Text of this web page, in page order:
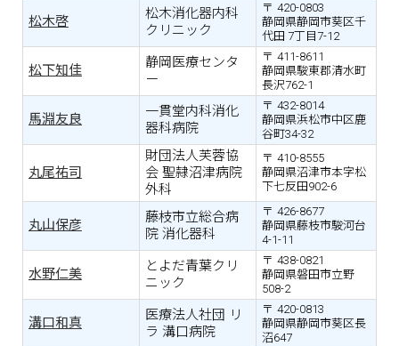
松木啓
松木消化器内科
クリニック
420-0803
静岡県静岡市葵区千
代田 7丁目7-12
松下知佳
静岡医療センタ
ー
411-8611
静岡県駿東郡清水町
長沢762-1
馬淵友良
一貫堂内科消化
器科病院
432-8014
静岡県浜松市中区鹿
谷町34-32
丸尾祐司
財団法人芙蓉協
会 聖隷沼津病院
外科
410-8555
静岡県沼津市本字松
下七反田902-6
丸山保彦
藤枝市立総合病
院 消化器科
426-8677
静岡県藤枝市駿河台
4-1-11
水野仁美
とよだ青葉クリ
ニック
438-0821
静岡県磐田市立野
508-2
溝口和真
医療法人社団 リ
ラ 溝口病院
420-0813
静岡県静岡市葵区長
沼647